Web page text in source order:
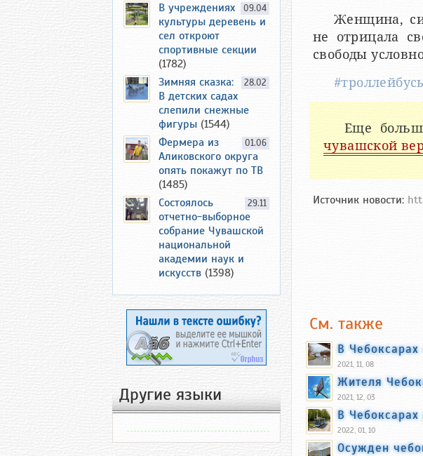
Женщина,
не отрицала
свободы
Еще
чувашской
Источник новости:
См. также
В
2021, 11, 08
Жителя
2021, 12, 03
В Чебоксарах
2022, 01, 10
Осужден
09.04
В учреждениях
культуры деревень и
сел откроют
спортивные секции
(1782)
28.02
Зимняя сказка:
В детских садах
слепили снежные
фигуры (1544)
01.06
Фермера из
Аликовского округа
опять покажут по ТВ
(1485)
29.11
Состоялось
отчетно-выборное
собрание Чувашской
национальной
академии наук и
искусств (1398)
Другие языки